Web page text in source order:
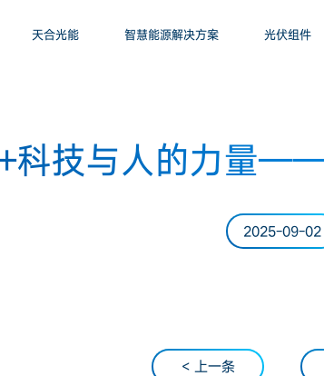
天合光能 智慧能源解决方案 光伏组件
科技与人的力量
2025-09-02
< 上一条